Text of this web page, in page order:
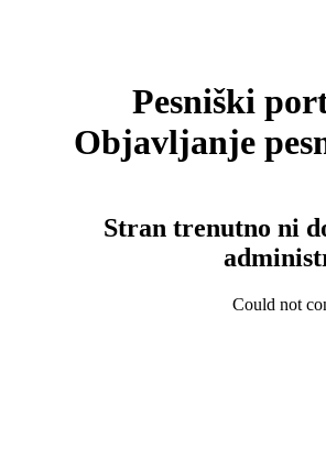
Pesniški
Objavljanje
Stran trenutno ni
Could not